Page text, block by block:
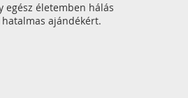
egész életemben hálás
ajándékért.